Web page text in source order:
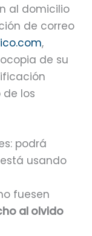
al domicilio
de correo
,
de su
los
podrá
usando
fuesen
al olvido